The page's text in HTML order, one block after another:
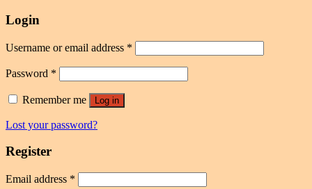
Login
Username or email address *
Password *
Remember me Log in
Lost your password?
Register
Email address *